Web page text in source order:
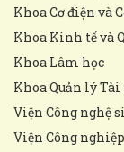
Khoa Cơ điện và
Khoa Kinh tế và
Khoa Lâm học
Khoa Quản lý
Viện Công nghệ
Viện Công